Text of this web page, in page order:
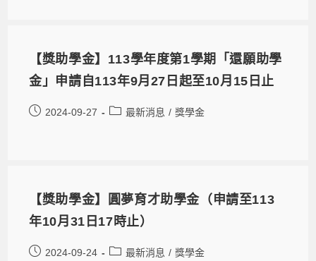
【獎助學金】113學年度第1學期「還願助學
金」申請自113年9月27日起至10月15日止
2024-09-27 最新消息 / 獎學金
【獎助學金】圓夢育才助學金（申請至113
年10月31日17時止）
2024-09-24 最新消息 / 獎學金